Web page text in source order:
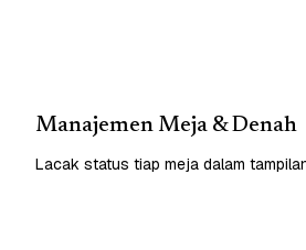
Manajemen Meja & Denah
Lacak status tiap meja dalam